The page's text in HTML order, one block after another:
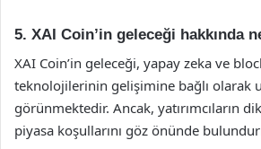
5. XAI Coin’in geleceği hakkında
XAI Coin’in geleceği, yapay zeka ve
teknolojilerinin gelişimine bağlı olarak
görünmektedir. Ancak, yatırımcıların
piyasa koşullarını göz önünde